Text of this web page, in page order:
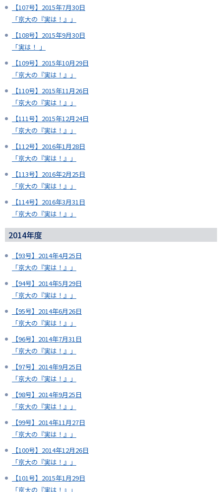
【107号】2015年7月30日
「京大の『実は！』」
【108号】2015年9月30日
「実は！ 」
【109号】2015年10月29日
「京大の『実は！』」
【110号】2015年11月26日
「京大の『実は！』」
【111号】2015年12月24日
「京大の『実は！』」
【112号】2016年1月28日
「京大の『実は！』」
【113号】2016年2月25日
「京大の『実は！』」
【114号】2016年3月31日
「京大の『実は！』」
2014年度
【93号】2014年4月25日
「京大の『実は！』」
【94号】2014年5月29日
「京大の『実は！』」
【95号】2014年6月26日
「京大の『実は！』」
【96号】2014年7月31日
「京大の『実は！』」
【97号】2014年9月25日
「京大の『実は！』」
【98号】2014年9月25日
「京大の『実は！』」
【99号】2014年11月27日
「京大の『実は！』」
【100号】2014年12月26日
「京大の『実は！』」
【101号】2015年1月29日
「京大の『実は！』」